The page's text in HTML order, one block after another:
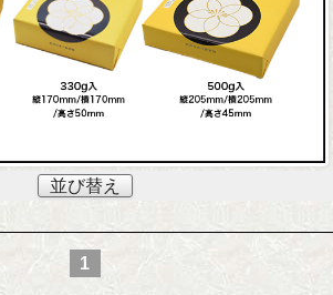
並び替え
1